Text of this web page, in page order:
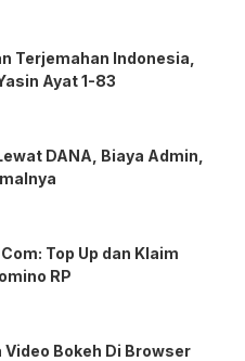
Terjemahan Indonesia,
Ayat 1-83
DANA, Biaya Admin,
Top Up dan Klaim
RP
Video Bokeh Di Browser